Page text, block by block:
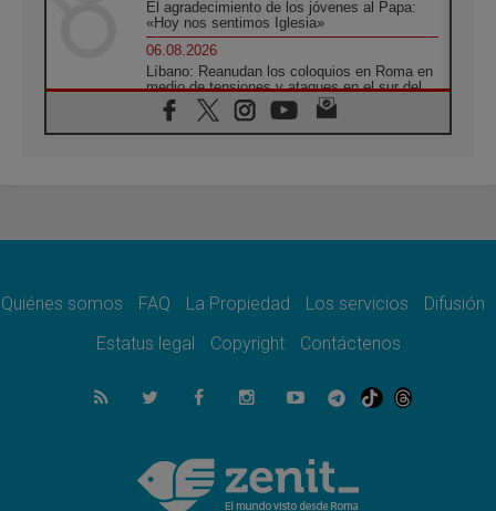
El agradecimiento de los jóvenes al Papa:
«Hoy nos sentimos Iglesia»
06.08.2026
Líbano: Reanudan los coloquios en Roma en
medio de tensiones y ataques en el sur del
país
06.08.2026
noticia para todo el Uruguay
León XIV: La revolución del Evangelio
derriba los muros que separan
06.08.2026
La Iglesia en Ceuta: caridad y esperanza
La visita del Papa a Perú será un tiempo de
gracia reconciliación y esperanza
Quiénes somos FAQ La Propiedad Los servicios
Difusión
Estatus legal
Copyright Contáctenos